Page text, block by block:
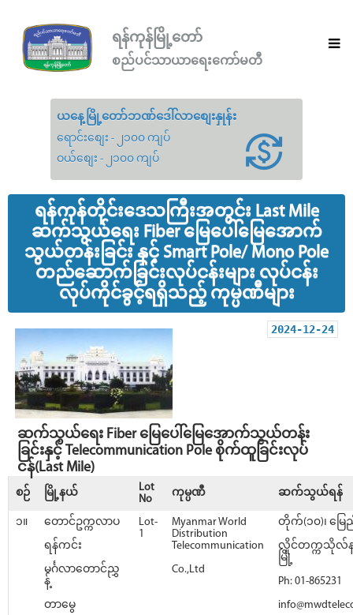
ရန်ကုန်မြို့တော်
စည်ပင်သာယာရေးကော်မတီ
ယနေ့မြို့တော်ဘဏ်ဒေါ်လာစျေးနှုန်း
ရောင်းစျေး - ၂၁၀၀ ကျပ်
ဝယ်စျေး - ၂၁၀၀ ကျပ်
ရန်ကုန်တိုင်းဒေသကြီးအတွင်း Last Mile
ဆက်သွယ်ရေး Fiber မြေပေါ်မြေအောက်
သွယ်တန်းခြင်း နှင့် Smart Pole/ Mono Pole
တည်ဆောက်ခြင်းလုပ်ငန်းများ လုပ်ငန်း
လုပ်ကိုင်ခွင့်ရရှိသည့် ကုမ္ပဏီများ
2024-12-24
ဆက်သွယ်ရေး Fiber မြေပေါ်မြေအောက်သွယ်တန်း
ခြင်းနှင့် Telecommunication Pole စိုက်ထူခြင်းလုပ်
ငန်(Last Mile)
စဉ် မြို့နယ်
Lot
No
ကုမ္ပဏီ ဆက်သွယ်ရန်
၁။
တောင်ဥက္ကလာပ
ရန်ကင်း
မင်္ဂလာတောင်ညွှ
န့်
တာမွေ
Lot-
1
Myanmar World
Distribution
Telecommunication
Co.,Ltd
တိုက်(၁၀)၊ မြေညီ
လှိုင်တက္ကသိုလ်န
မြို့
Ph: 01-865231